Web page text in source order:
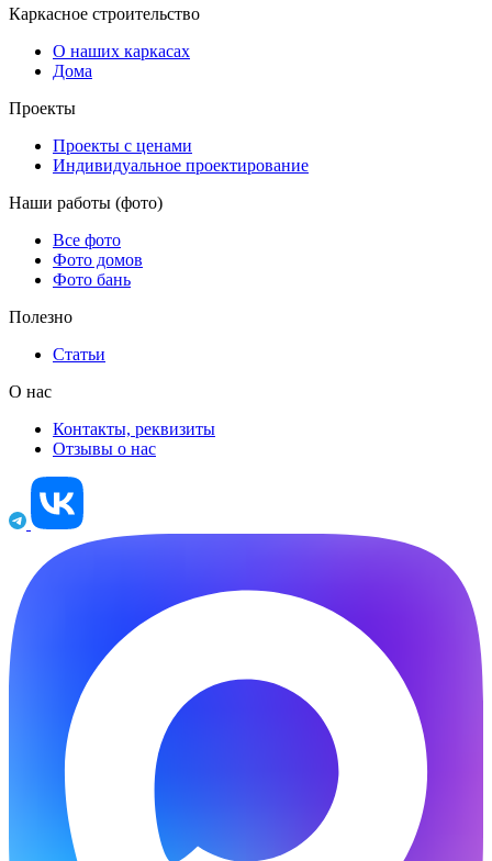
Каркасное строительство
О наших каркасах
Дома
Проекты
Проекты с ценами
Индивидуальное проектирование
Наши работы (фото)
Все фото
Фото домов
Фото бань
Полезно
Статьи
О нас
Контакты, реквизиты
Отзывы о нас